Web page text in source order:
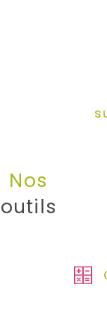
Nos
outils